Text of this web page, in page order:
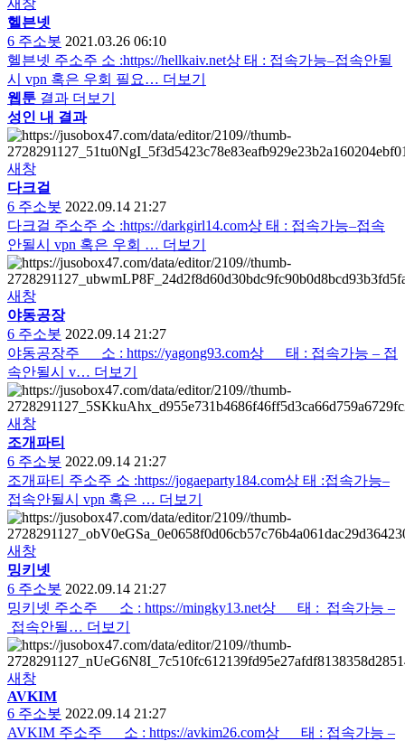
헬븐넷
6 주소봇 2021.03.26 06:10
헬븐넷 주소주 소 :https://hellkaiv.net상 태 : 접속가능–접속안될
시 vpn 혹은 우회 필요… 더보기
웹툰 결과 더보기
성인 내 결과
새창
다크걸
6 주소봇 2022.09.14 21:27
다크걸 주소주 소 :https://darkgirl14.com상 태 : 접속가능–접속
안될시 vpn 혹은 우회 … 더보기
새창
야동공장
6 주소봇 2022.09.14 21:27
야동공장주 소 : https://yagong93.com상 태 : 접속가능 – 접
속안될시 v… 더보기
새창
조개파티
6 주소봇 2022.09.14 21:27
조개파티 주소주 소 :https://jogaeparty184.com상 태 :접속가능–
접속안될시 vpn 혹은 … 더보기
새창
밍키넷
6 주소봇 2022.09.14 21:27
밍키넷 주소주 소 : https://mingky13.net상 태 : 접속가능 –
접속안될… 더보기
새창
AVKIM
6 주소봇 2022.09.14 21:27
AVKIM 주소주 소 : https://avkim26.com상 태 : 접속가능 –